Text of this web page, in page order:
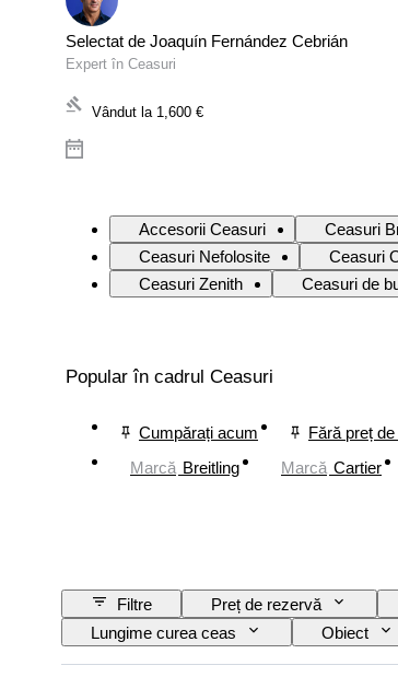
Selectat de Joaquín Fernández Cebrián
Expert în Ceasuri
Vândut la 1,600 €
Accesorii Ceasuri Ceasuri
Ceasuri Nefolosite
Ceasuri
Ceasuri Zenith
Ceasuri de
Popular în cadrul Ceasuri
Cumpărați acum Fără preț
Marcă Breitling Marcă Cartier
Filtre Preț de rezervă
Lungime curea ceas
Obiect
Subiect
Stil Copertă